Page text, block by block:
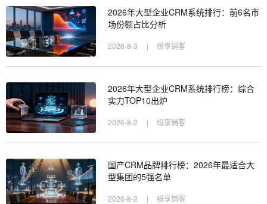
2026年大型企业CRM系统排行：前6名市
场份额占比分析
2026-8-3 | 纷享销客
2026年大型企业CRM系统排行榜：综合
实力TOP10出炉
2026-8-2 | 纷享销客
国产CRM品牌排行榜：2026年最适合大
型集团的5强名单
2026-8-2 | 纷享销客